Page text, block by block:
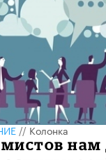
//Колонка
нам